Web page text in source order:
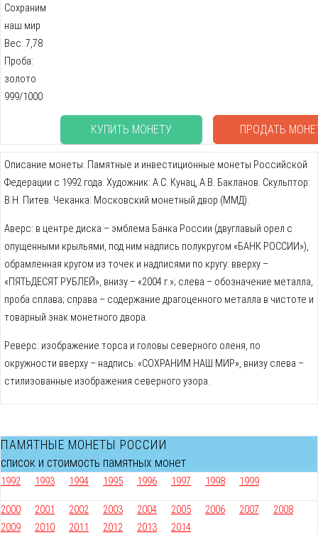
Сохраним
наш мир
Вес: 7,78
Проба:
золото
999/1000
КУПИТЬ МОНЕТУ ПРОДАТЬ
Описание монеты: Памятные и инвестиционные монеты Российской
Федерации с 1992 года. Художник: А.С. Кунац, А.В. Бакланов. Скульптор:
В.Н. Питев. Чеканка: Московский монетный двор (ММД).
Аверс: в центре диска – эмблема Банка России (двуглавый орел с
опущенными крыльями, под ним надпись полукругом «БАНК РОССИИ»),
обрамленная кругом из точек и надписями по кругу: вверху –
«ПЯТЬДЕСЯТ РУБЛЕЙ», внизу – «2004 г.»; слева – обозначение металла,
проба сплава; справа – содержание драгоценного металла в чистоте и
товарный знак монетного двора.
Реверс: изображение торса и головы северного оленя, по
окружности вверху – надпись: «СОХРАНИМ НАШ МИР», внизу слева –
стилизованные изображения северного узора.
ПАМЯТНЫЕ МОНЕТЫ РОССИИ
список и стоимость памятных монет
1992 1993 1994 1995 1996 1997 1998 1999
2000 2001 2002 2003 2004 2005 2006 2007
2008
2009
2010 2011 2012 2013 2014